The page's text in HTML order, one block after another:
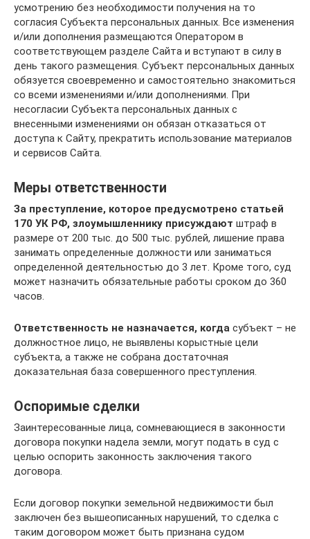
усмотрению без необходимости получения на то
согласия Субъекта персональных данных. Все изменения
и/или дополнения размещаются Оператором в
соответствующем разделе Сайта и вступают в силу в
день такого размещения. Субъект персональных данных
обязуется своевременно и самостоятельно знакомиться
со всеми изменениями и/или дополнениями. При
несогласии Субъекта персональных данных с
внесенными изменениями он обязан отказаться от
доступа к Сайту, прекратить использование материалов
и сервисов Сайта.
Меры ответственности
За преступление, которое предусмотрено статьей
170 УК РФ, злоумышленнику присуждают штраф в
размере от 200 тыс. до 500 тыс. рублей, лишение права
занимать определенные должности или заниматься
определенной деятельностью до 3 лет. Кроме того, суд
может назначить обязательные работы сроком до 360
часов.
Ответственность не назначается, когда субъект – не
должностное лицо, не выявлены корыстные цели
субъекта, а также не собрана достаточная
доказательная база совершенного преступления.
Оспоримые сделки
Заинтересованные лица, сомневающиеся в законности
договора покупки надела земли, могут подать в суд с
целью оспорить законность заключения такого
договора.
Если договор покупки земельной недвижимости был
заключен без вышеописанных нарушений, то сделка с
таким договором может быть признана судом